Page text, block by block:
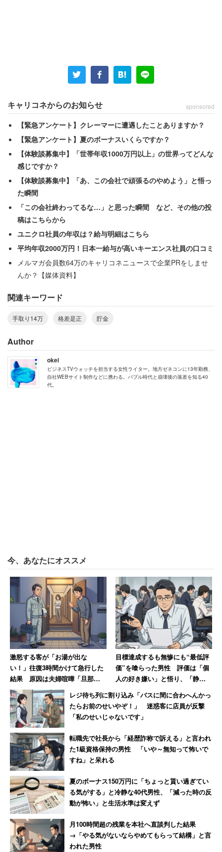
ョック以降昇給していません。よくネットニュースなどで
とか目にしますが、地方だと時給1000円でも高いほうで
す。 残業無しで手取り20万貰えたら地方だと高給取りの
枠に入るくらいです」
男性が暮らす青森県では最低賃金822円（2021年10月改
定）。全国で最も高い東京都は1041円だ。男性は、
「そんな中なんとか暮らしていますが、地方でもお金はか
かります。貯金なんてできません。車がないと生活できな
いので車の維持費だけで年間何十万です。地方だから食材
やガソリンが安いわけではありません。都心部とたいして
は早急に地方格差をなくす政策をしていただきたいです」
キャリコネからのお知らせ sponsored
【緊急アンケート】クレーマーに遭遇したことありますか？
【緊急アンケート】夏のボーナスいくらですか？
【体験談募集中】「世帯年収1000万円以上」の世界ってどんな
感じですか？
【体験談募集中】「あ、この会社で頑張るのやめよう」と悟っ
た瞬間
「この会社終わってるな…」と思った瞬間 など、その他の投
稿はこちらから
ユニクロ社員の年収は？給与明細はこちら
平均年収2000万円！日本一給与が高いキーエンス社員の口コミ
メルマガ会員数64万のキャリコネニュースで企業PRをしませ
んか？【媒体資料】
関連キーワード
手取り14万 格差是正 貯金
Author
okei
ビジネスTVウォッチを担当する女性ライター。地方ゼネコンに13年勤務、
自社WEBサイト制作などに携わる。バブル時代と崩壊後の落差を知る40
代。
今、あなたにオススメ
激怒する客が「お湯が出な
い！」往復3時間かけて急行した
結果 原因は夫婦喧嘩「旦那が
入浴中に奥さんがスイッチを切
っただけ」
目標達成するも無惨にも“最低評
価”を喰らった男性 評価は「個
人の好き嫌い」と悟り、「静か
な退職」
レジ待ち列に割り込み「バスに間に合わへんかっ
たらお前のせいやぞ！」 迷惑客に店員が反撃
「私のせいじゃないです」
転職先で社長から「経歴詐称で訴える」と言われ
た1級資格保持の男性 「いや～無知って怖いで
すね」と呆れる
夏のボーナス150万円に「ちょっと貰い過ぎてい
る気がする」と冷静な40代男性、「減った時の反
動が怖い」と生活水準は変えず
月100時間超の残業を本社へ直談判した結果
→「やる気がないならやめてもらって結構」と言
われた男性